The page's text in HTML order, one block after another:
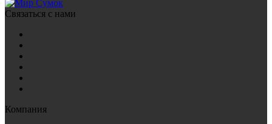
Связаться с нами
Компания